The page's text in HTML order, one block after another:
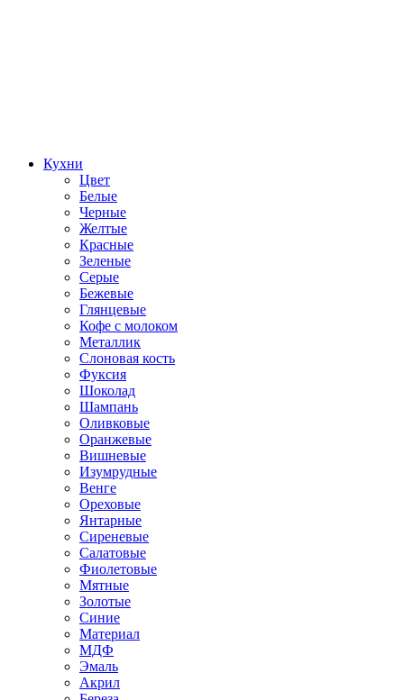
Кухни
Цвет
Белые
Черные
Желтые
Красные
Зеленые
Серые
Бежевые
Глянцевые
Кофе с молоком
Металлик
Слоновая кость
Фуксия
Шоколад
Шампань
Оливковые
Оранжевые
Вишневые
Изумрудные
Венге
Ореховые
Янтарные
Сиреневые
Салатовые
Фиолетовые
Мятные
Золотые
Синие
Материал
МДФ
Эмаль
Акрил